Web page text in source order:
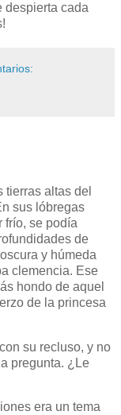
despierta cada
tierras altas del
sus lóbregas
frío, se podía
de
y húmeda
clemencia. Ese
hondo de aquel
de la princesa
su recluso, y no
pregunta. ¿Le
era un tema